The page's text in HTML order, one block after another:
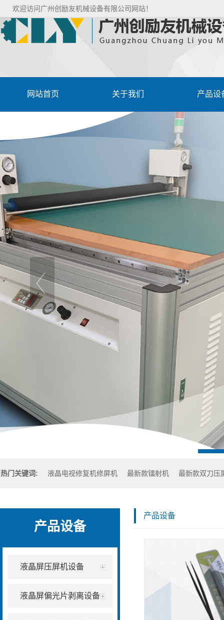
欢迎访问广州创励友机械设备有限公司网站！
网站首页 关于我们 产品设
热门关键词: 液晶电视修复机修屏机 最新款镭射机 最新款双刀压
产品设备
液晶屏压屏机设备
液晶屏偏光片剥离设备
产品设备